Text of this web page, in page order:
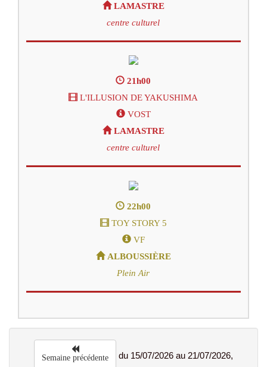
LAMASTRE
centre culturel
21h00
L'ILLUSION DE YAKUSHIMA
VOST
LAMASTRE
centre culturel
22h00
TOY STORY 5
VF
ALBOUSSIÈRE
Plein Air
Semaine précédente du 15/07/2026 au 21/07/2026,